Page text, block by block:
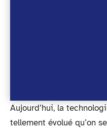
Aujourd’hui, la
tellement évolué qu’on